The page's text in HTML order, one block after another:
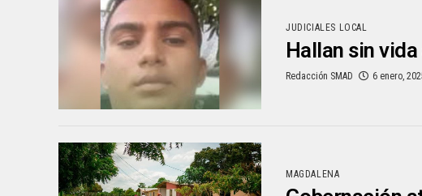
JUDICIALES LOCAL
Hallan sin
Redacción SMAD 6 enero,
MAGDALENA